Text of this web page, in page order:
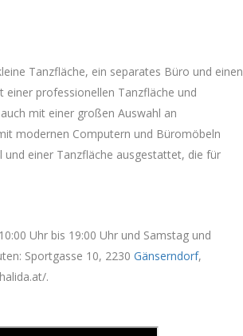
Tanzfläche, ein separates Büro und einen
einer professionellen Tanzfläche und
mit einer großen Auswahl an
modernen Computern und Büromöbeln
einer Tanzfläche ausgestattet, die für
Uhr bis 19:00 Uhr und Samstag und
Sportgasse 10, 2230 Gänserndorf,
.